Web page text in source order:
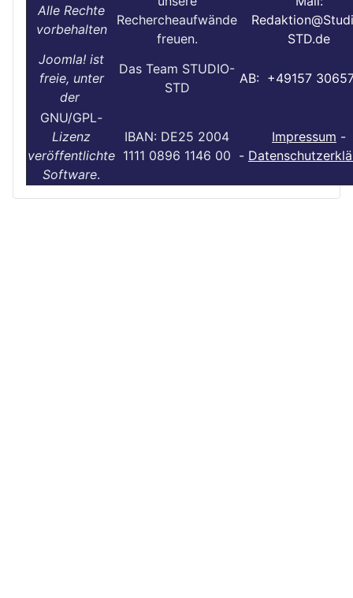
Alle Rechte
vorbehalten
Rechercheaufwände
freuen.
STD.de
Joomla! ist
freie, unter
der
Das Team STUDIO-
STD
AB: +49157
GNU/GPL-
Lizenz
veröffentlichte
Software.
IBAN: DE25 2004
1111 0896 1146 00
Impressum -
-